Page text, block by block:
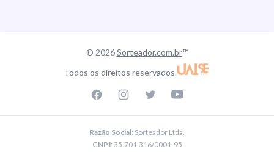
© 2026Sorteador.com.br™
Todos os direitos reservados.
Razão Social: Sorteador Ltda.
CNPJ: 35.701.316/0001-95